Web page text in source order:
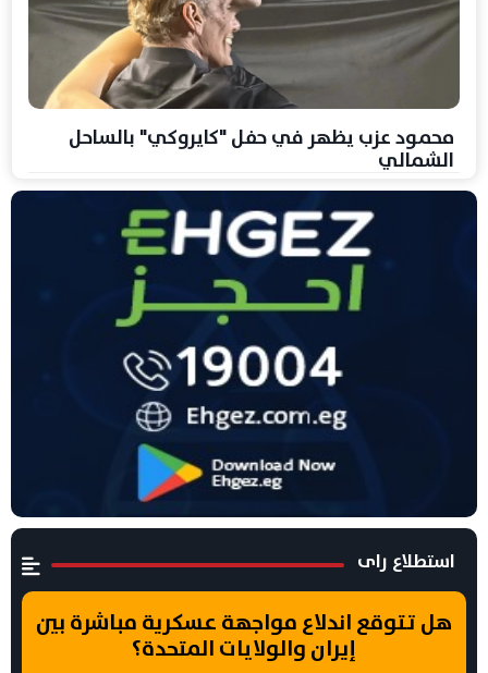
محمود عزب يظهر في حفل "كايروكي" بالساحل
الشمالي
استطلاع راى
هل تتوقع اندلاع مواجهة عسكرية مباشرة بين
إيران والولايات المتحدة؟